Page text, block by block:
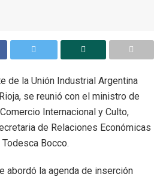
de la Unión Industrial Argentina
se reunió con el ministro de
Internacional y Culto,
de Relaciones Económicas
Bocco.
abordó la agenda de inserción